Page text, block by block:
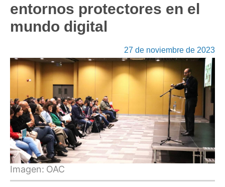
entornos protectores en el
mundo digital
27 de noviembre de 2023
Imagen: OAC